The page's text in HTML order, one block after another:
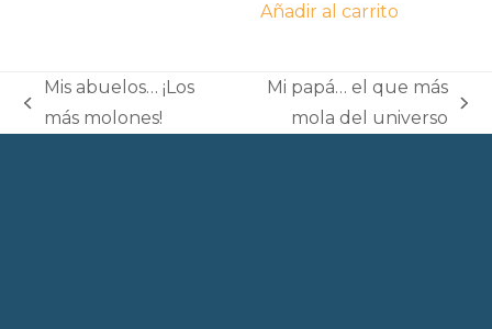
Añadir al carrito
previous
Mis abuelos… ¡Los
más molones!
Mi papá… el que más
mola del universo